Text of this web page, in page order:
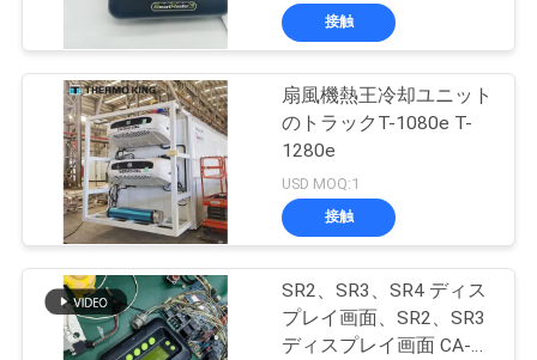
接触
扇風機熱王冷却ユニット
のトラックT-1080e T-
1280e
USD MOQ:1
接触
SR2、SR3、SR4 ディス
プレイ画面、SR2、SR3
ディスプレイ画面 CA-